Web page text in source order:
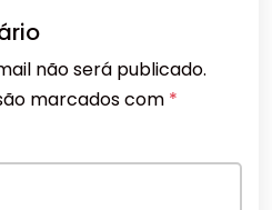
não será publicado.
marcados com *